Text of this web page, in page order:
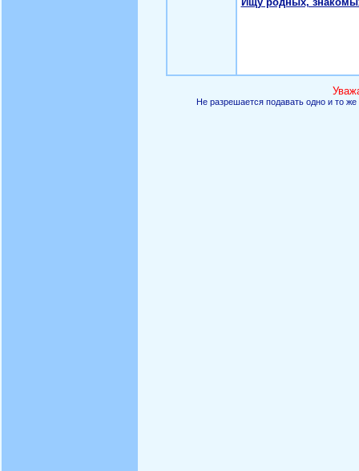
Не разрешается подавать одно и то